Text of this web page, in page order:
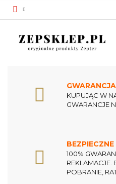
KUPUJĄC W
GWARANCJE
100%
REKLAMACJE.
POBRANIE,